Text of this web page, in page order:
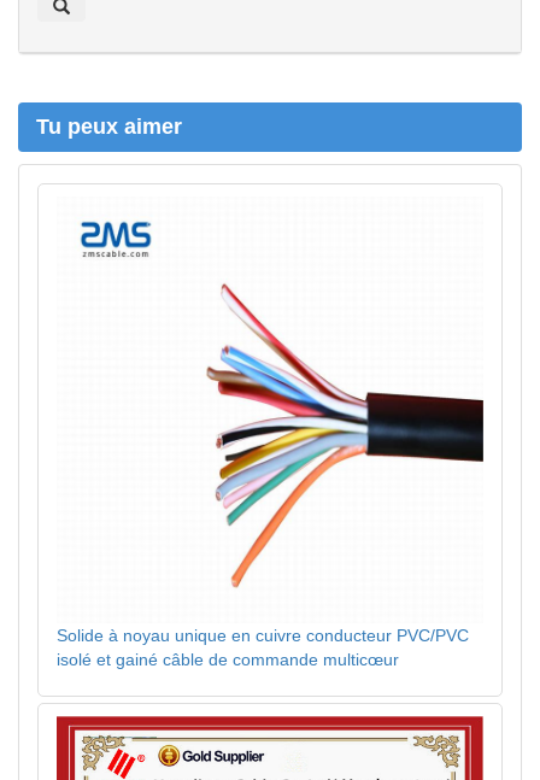
h
r
Tu peux aimer
Solide à noyau unique en cuivre conducteur PVC/PVC
isolé et gainé câble de commande multicœur